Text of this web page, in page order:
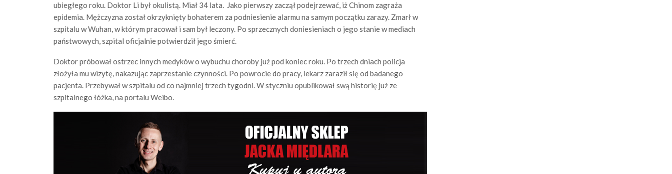
ubiegłego roku. Doktor Li był okulistą. Miał 34 lata. Jako pierwszy zaczął podejrzewać, iż Chinom zagraża
epidemia. Mężczyzna został okrzyknięty bohaterem za podniesienie alarmu na samym początku zarazy. Zmarł w
szpitalu w Wuhan, w którym pracował i sam był leczony. Po sprzecznych doniesieniach o jego stanie w mediach
państwowych, szpital oficjalnie potwierdził jego śmierć.
Doktor próbował ostrzec innych medyków o wybuchu choroby już pod koniec roku. Po trzech dniach policja
złożyła mu wizytę, nakazując zaprzestanie czynności. Po powrocie do pracy, lekarz zaraził się od badanego
pacjenta. Przebywał w szpitalu od co najmniej trzech tygodni. W styczniu opublikował swą historię już ze
szpitalnego łóżka, na portalu Weibo.